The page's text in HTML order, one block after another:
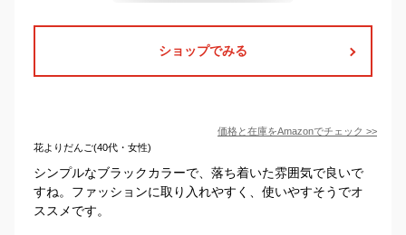
ショップでみる
価格と在庫をAmazonでチェック >>
花よりだんご(40代・女性)
シンプルなブラックカラーで、落ち着いた雰囲気で良いで
すね。ファッションに取り入れやすく、使いやすそうでオ
ススメです。